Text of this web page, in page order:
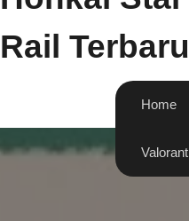
Rail Terbaru
Home
Valorant